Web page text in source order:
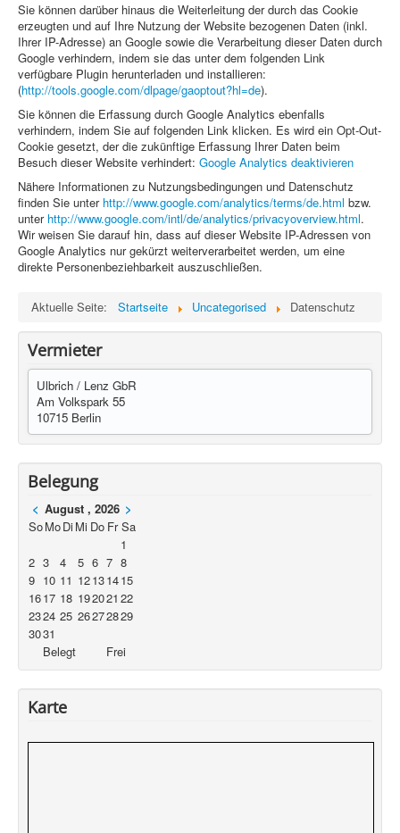
Sie können darüber hinaus die Weiterleitung der durch das Cookie
erzeugten und auf Ihre Nutzung der Website bezogenen Daten (inkl.
Ihrer IP-Adresse) an Google sowie die Verarbeitung dieser Daten durch
Google verhindern, indem sie das unter dem folgenden Link
verfügbare Plugin herunterladen und installieren:
(http://tools.google.com/dlpage/gaoptout?hl=de).
Sie können die Erfassung durch Google Analytics ebenfalls
verhindern, indem Sie auf folgenden Link klicken. Es wird ein Opt-Out-
Cookie gesetzt, der die zukünftige Erfassung Ihrer Daten beim
Besuch dieser Website verhindert: Google Analytics deaktivieren
Nähere Informationen zu Nutzungsbedingungen und Datenschutz
finden Sie unter http://www.google.com/analytics/terms/de.html bzw.
unter http://www.google.com/intl/de/analytics/privacyoverview.html.
Wir weisen Sie darauf hin, dass auf dieser Website IP-Adressen von
Google Analytics nur gekürzt weiterverarbeitet werden, um eine
direkte Personenbeziehbarkeit auszuschließen.
Aktuelle Seite: Startseite Uncategorised Datenschutz
Vermieter
Ulbrich / Lenz GbR
Am Volkspark 55
10715 Berlin
Belegung
< August , 2026 >
SoMoDiMi Do Fr Sa
1
2 3 4 5 6 7 8
9 10 11 12131415
1617 18 192021 22
2324 25 26272829
3031
Belegt
Frei
Karte